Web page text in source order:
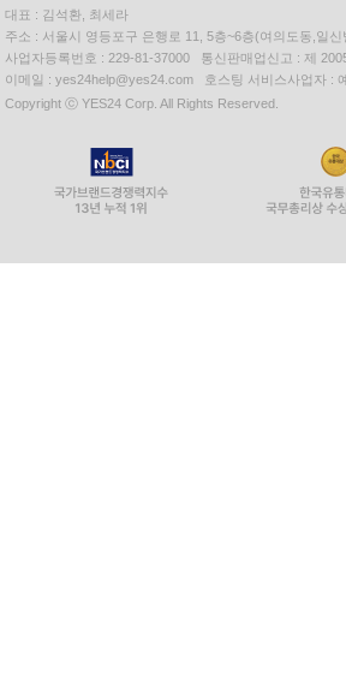
대표 : 김석환, 최세라
주소 : 서울시 영등포구 은행로 11, 5층~6층(여의도동,일신
사업자등록번호 : 229-81-37000 통신판매업신고 : 제
이메일 : yes24help@yes24.com 호스팅 서비스사업자 :
Copyright ⓒ YES24 Corp. All Rights Reserved.